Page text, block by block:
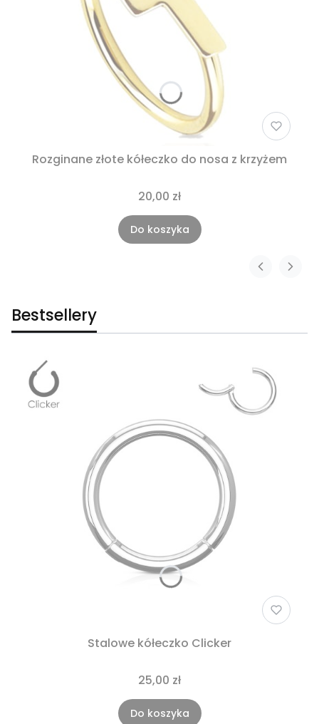
Rozginane złote kółeczko do nosa z krzyżem
20,00 zł
Do koszyka
Bestsellery
Stalowe kółeczko Clicker
25,00 zł
Do koszyka